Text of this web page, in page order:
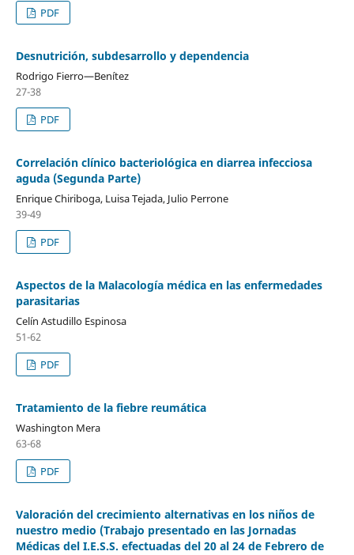
PDF
Desnutrición, subdesarrollo y dependencia
Rodrigo Fierro—Benítez
27-38
PDF
Correlación clínico bacteriológica en diarrea infecciosa
aguda (Segunda Parte)
Enrique Chiriboga, Luisa Tejada, Julio Perrone
39-49
PDF
Aspectos de la Malacología médica en las enfermedades
parasitarias
Celín Astudillo Espinosa
51-62
PDF
Tratamiento de la fiebre reumática
Washington Mera
63-68
PDF
Valoración del crecimiento alternativas en los niños de
nuestro medio (Trabajo presentado en las Jornadas
Médicas del I.E.S.S. efectuadas del 20 al 24 de Febrero de